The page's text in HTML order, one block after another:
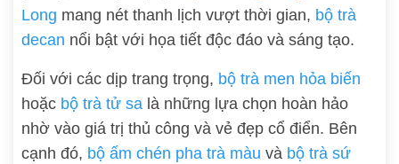
Long mang nét thanh lịch vượt thời gian, bộ trà
decan nổi bật với họa tiết độc đáo và sáng tạo.
Đối với các dịp trang trọng, bộ trà men hỏa biến
hoặc bộ trà tử sa là những lựa chọn hoàn hảo
nhờ vào giá trị thủ công và vẻ đẹp cổ điển. Bên
cạnh đó, bộ ấm chén pha trà màu và bộ trà sứ